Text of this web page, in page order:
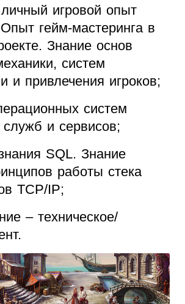
игровой опыт
гейм-мастеринга в
Знание основ
систем
и привлечения игроков;
систем
и сервисов;
SQL. Знание
работы стека
TCP/IP;
– техническое/